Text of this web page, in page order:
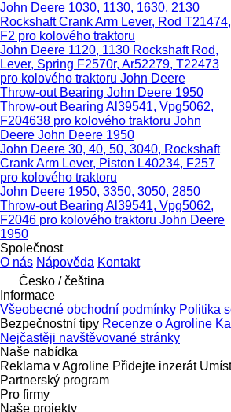
John Deere 1030, 1130, 1630, 2130
Rockshaft Crank Arm Lever, Rod T21474,
F2 pro kolového traktoru
John Deere 1120, 1130 Rockshaft Rod,
Lever, Spring F2570r, Ar52279, T22473
pro kolového traktoru John Deere
Throw-out Bearing John Deere 1950
Throw-out Bearing Al39541, Vpg5062,
F204638 pro kolového traktoru John
Deere John Deere 1950
John Deere 30, 40, 50, 3040, Rockshaft
Crank Arm Lever, Piston L40234, F257
pro kolového traktoru
John Deere 1950, 3350, 3050, 2850
Throw-out Bearing Al39541, Vpg5062,
F2046 pro kolového traktoru John Deere
1950
Společnost
O nás Nápověda Kontakt
Česko / čeština
Informace
Všeobecné obchodní podmínky Politika
Bezpečnostní tipy Recenze o Agroline
Nejčastěji navštěvované stránky
Naše nabídka
Reklama v Agroline Přidejte inzerát
Partnerský program
Pro firmy
Naše projekty